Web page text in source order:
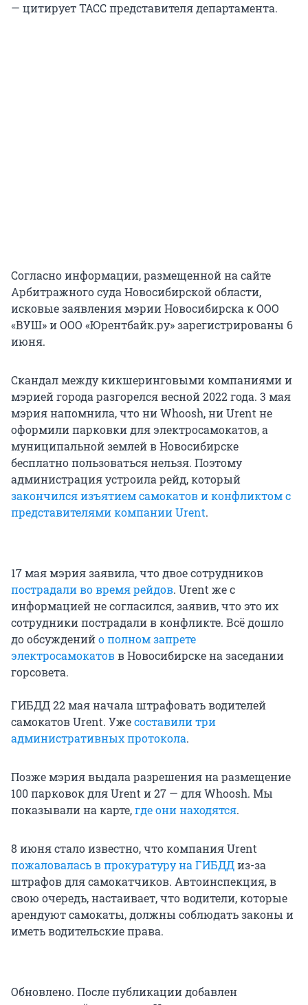
— цитирует ТАСС представителя департамента.
Согласно информации, размещенной на сайте
Арбитражного суда Новосибирской области,
исковые заявления мэрии Новосибирска к ООО
«ВУШ» и ООО «Юрентбайк.ру» зарегистрированы 6
июня.
Скандал между кикшеринговыми компаниями и
мэрией города разгорелся весной 2022 года. 3 мая
мэрия напомнила, что ни Whoosh, ни Urent не
оформили парковки для электросамокатов, а
муниципальной землей в Новосибирске
бесплатно пользоваться нельзя. Поэтому
администрация устроила рейд, который
закончился изъятием самокатов и конфликтом с
представителями компании Urent.
17 мая мэрия заявила, что двое сотрудников
пострадали во время рейдов. Urent же с
информацией не согласился, заявив, что это их
сотрудники пострадали в конфликте. Всё дошло
до обсужденийо полном запрете
электросамокатовв Новосибирске на заседании
горсовета.
ГИБДД 22 мая начала штрафовать водителей
самокатов Urent. Ужесоставили три
административных протокола.
Позже мэрия выдала разрешения на размещение
100 парковок для Urent и 27 — для Whoosh. Мы
показывали на карте,где они находятся.
8 июня стало известно, что компания Urent
пожаловалась в прокуратуру на ГИБДДиз-за
штрафов для самокатчиков. Автоинспекция, в
свою очередь, настаивает, что водители, которые
арендуют самокаты, должны соблюдать законы и
иметь водительские права.
Обновлено. После публикации добавлен